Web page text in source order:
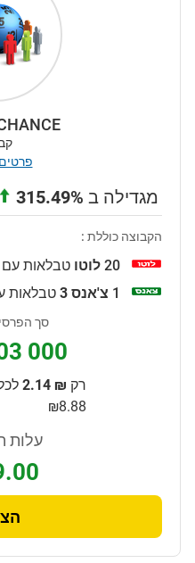
מגדילה ב
הקבוצה כוללת :
20 לוטו טבלאות עם 39 שותפים
1 צ'אנס 3 טבלאות עם 7
סך
000
רק ₪ 2.14
₪8.88
עלות